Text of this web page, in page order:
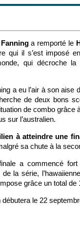
a remporté le
qui il s’est imposé
qui décroche la
a eu l’air à son
de deux bons
de combo grâce
sur l’australien.
à atteindre une
sa chute à la
a commencé
la série,
grâce un total
le 22